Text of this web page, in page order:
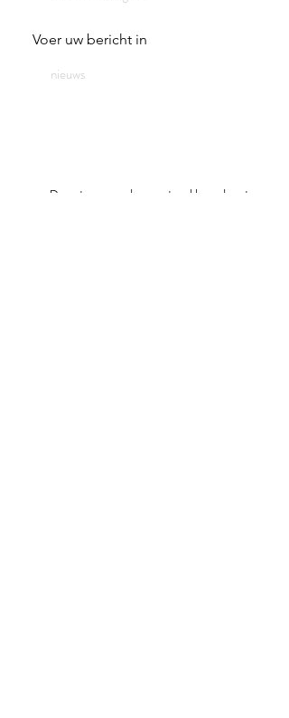
Voer uw bericht in
Door te verzenden gaat u akkoord met onze